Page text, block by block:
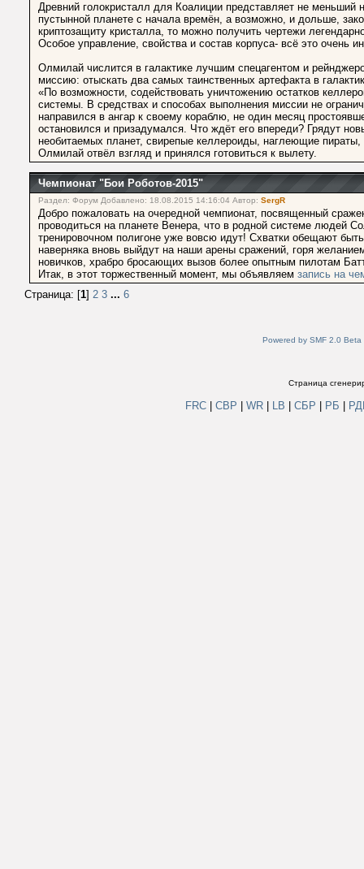
Древний голокристалл для Коалиции представляет не меньший
пустынной планете с начала времён, а возможно, и дольше,
криптозащиту кристалла, то можно получить чертежи
Особое управление, свойства и состав корпуса- всё это
Олмилай числится в галактике лучшим спецагентом и
миссию: отыскать два самых таинственных артефакта в
«По возможности, содействовать уничтожению остатков
системы. В средствах и способах выполнения миссии не
направился в ангар к своему кораблю, не один месяц
остановился и призадумался. Что ждёт его впереди? Грядут
необитаемых планет, свирепые келлероиды, наглеющие
Олмилай отвёл взгляд и принялся готовиться к вылету.
Чемпионат "Бои Роботов-2015"
Раздел: Форум Добавлено: 18.08.2015 14:16:04 Автор: SergR
Добро пожаловать на очередной чемпионат, посвященный
проводиться на планете Венера, что в родной системе людей
тренировочном полигоне уже вовсю идут! Схватки обещают
наверняка вновь выйдут на наши арены сражений, горя
новичков, храбро бросающих вызов более опытным пилотам
Итак, в этот торжественный момент, мы объявляем запись на
Страница: [1] 2 3 ... 6
Powered by SMF 2.0 Beta
Страница
FRC СВР WR LB СБР РБ